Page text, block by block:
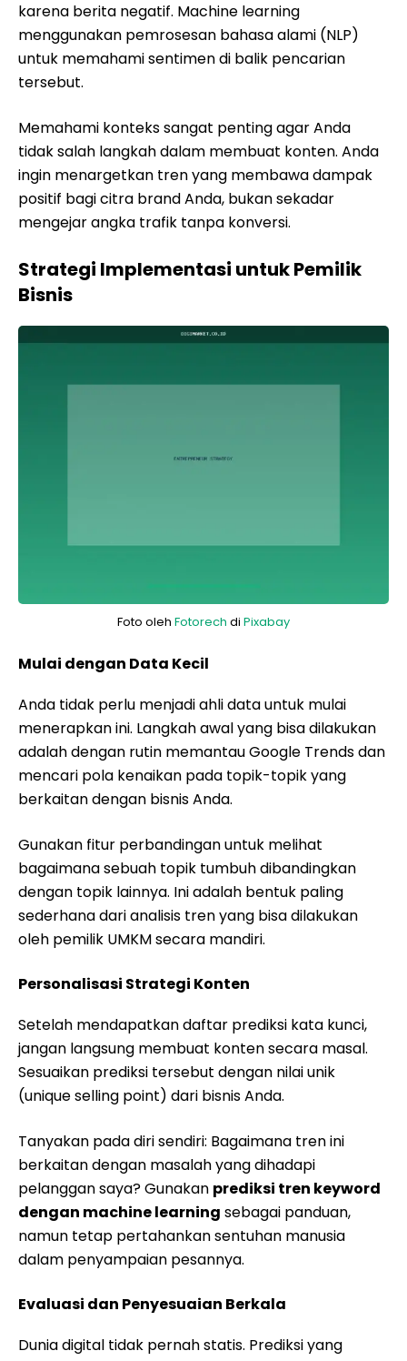
karena berita negatif. Machine learning
menggunakan pemrosesan bahasa alami (NLP)
untuk memahami sentimen di balik pencarian
tersebut.
Memahami konteks sangat penting agar Anda
tidak salah langkah dalam membuat konten. Anda
ingin menargetkan tren yang membawa dampak
positif bagi citra brand Anda, bukan sekadar
mengejar angka trafik tanpa konversi.
Strategi Implementasi untuk Pemilik
Bisnis
Foto oleh Fotorech di Pixabay
Mulai dengan Data Kecil
Anda tidak perlu menjadi ahli data untuk mulai
menerapkan ini. Langkah awal yang bisa dilakukan
adalah dengan rutin memantau Google Trends dan
mencari pola kenaikan pada topik-topik yang
berkaitan dengan bisnis Anda.
Gunakan fitur perbandingan untuk melihat
bagaimana sebuah topik tumbuh dibandingkan
dengan topik lainnya. Ini adalah bentuk paling
sederhana dari analisis tren yang bisa dilakukan
oleh pemilik UMKM secara mandiri.
Personalisasi Strategi Konten
Setelah mendapatkan daftar prediksi kata kunci,
jangan langsung membuat konten secara masal.
Sesuaikan prediksi tersebut dengan nilai unik
(unique selling point) dari bisnis Anda.
Tanyakan pada diri sendiri: Bagaimana tren ini
berkaitan dengan masalah yang dihadapi
pelanggan saya? Gunakan prediksi tren keyword
dengan machine learning sebagai panduan,
namun tetap pertahankan sentuhan manusia
dalam penyampaian pesannya.
Evaluasi dan Penyesuaian Berkala
Dunia digital tidak pernah statis. Prediksi yang